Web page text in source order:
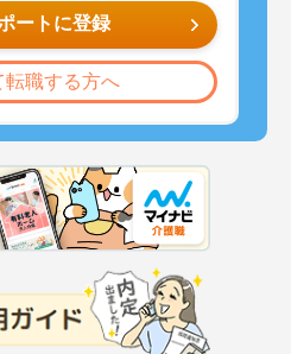
ートに登録
転職する方へ